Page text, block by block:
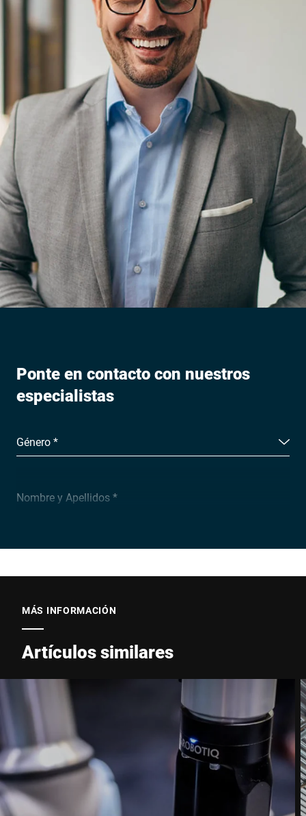
Ponte en contacto con nuestros
especialistas
Género *
Nombre y Apellidos *
Empresa *
Email *
Calle *
Código postal *
MÁS INFORMACIÓN
Artículos similares